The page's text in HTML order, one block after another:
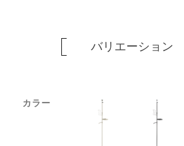
バリエーション
カラー